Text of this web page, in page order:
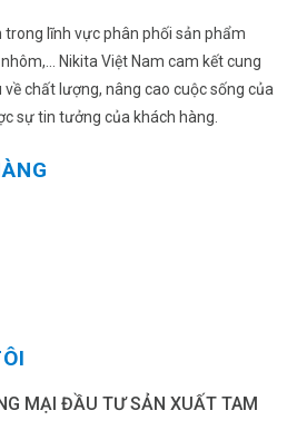
lĩnh vực phân phối sản phẩm
Nikita Việt Nam cam kết cung
chất lượng, nâng cao cuộc sống của
sự tin tưởng của khách hàng.
MẠI ĐẦU TƯ SẢN XUẤT TAM